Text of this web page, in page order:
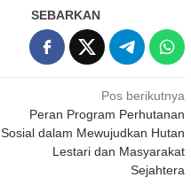
SEBARKAN
Pos berikutnya
Peran Program Perhutanan
Sosial dalam Mewujudkan Hutan
Lestari dan Masyarakat
Sejahtera